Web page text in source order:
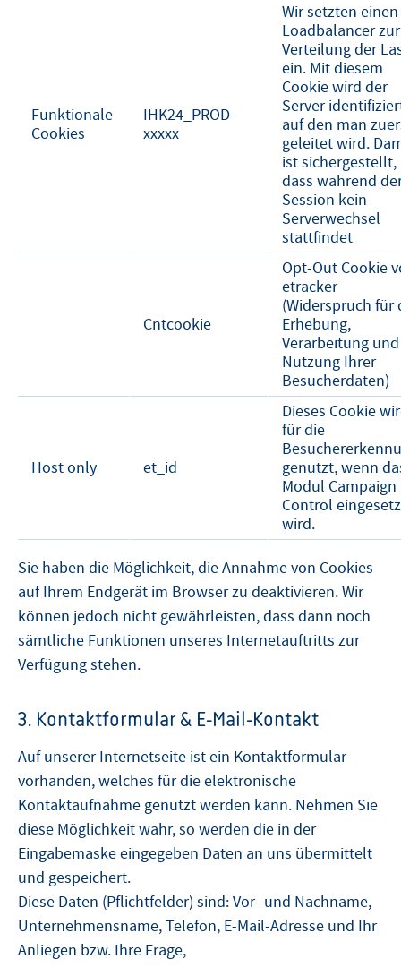
Funktionale
Cookies
IHK24_PROD-
xxxxx
Wir setzten einen
Loadbalancer zur
Verteilung der
ein. Mit diesem
Cookie wird der
Server
auf den man
geleitet wird.
ist sichergestellt,
dass während
Session kein
Serverwechsel
stattfindet
Cntcookie
Opt-Out Cookie
etracker
(Widerspruch für
Erhebung,
Verarbeitung und
Nutzung Ihrer
Besucherdaten)
Host only et_id
Dieses Cookie
für die
genutzt, wenn
Modul Campaign
Control
wird.
Sie haben die Möglichkeit, die Annahme von Cookies
auf Ihrem Endgerät im Browser zu deaktivieren. Wir
können jedoch nicht gewährleisten, dass dann noch
sämtliche Funktionen unseres Internetauftritts zur
Verfügung stehen.
3. Kontaktformular & E-Mail-Kontakt
Auf unserer Internetseite ist ein Kontaktformular
vorhanden, welches für die elektronische
Kontaktaufnahme genutzt werden kann. Nehmen Sie
diese Möglichkeit wahr, so werden die in der
Eingabemaske eingegeben Daten an uns übermittelt
und gespeichert.
Diese Daten (Pflichtfelder) sind: Vor- und Nachname,
Unternehmensname, Telefon, E-Mail-Adresse und Ihr
Anliegen bzw. Ihre Frage,